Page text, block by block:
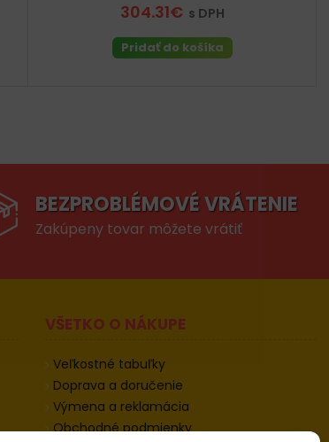
304.31€ s DPH
Pridať do košíka
BEZPROBLÉMOVÉ VRÁTENIE
Zakúpeny tovar môžete vrátiť
VŠETKO O NÁKUPE
Veľkostné tabuľky
Doprava a doručenie
Výmena a reklamácia
Obchodné podmienky